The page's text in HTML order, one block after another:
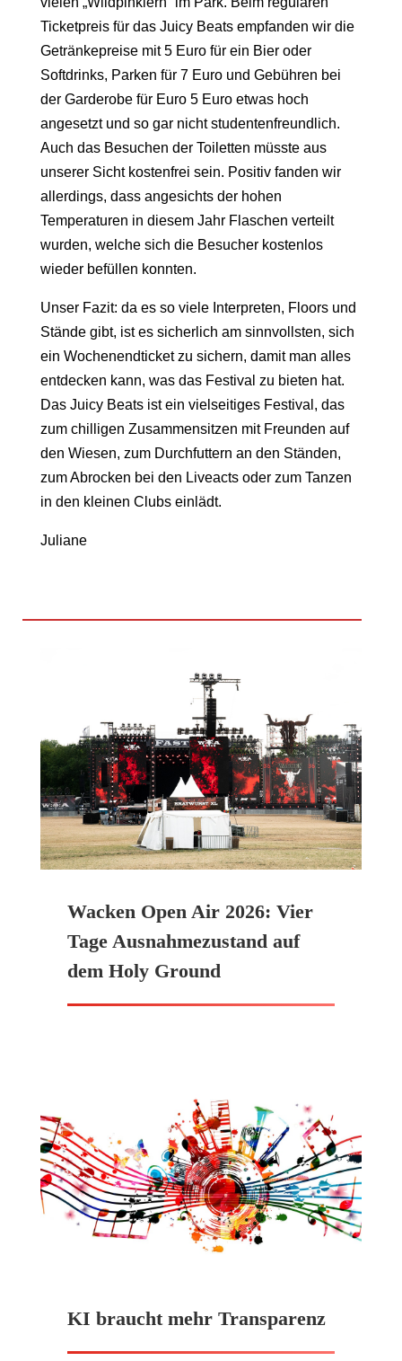
Ticketpreis für dasJuicy Beats empfanden wirdie
Getränkepreise mit 5 Euro für ein Bier oder
Softdrinks, Parken für 7 Euro und Gebühren bei
der Garderobefür Euro 5 Euro etwas hoch
angesetztund so gar nicht studentenfreundlich.
Auch das Besuchen derToiletten müsste aus
unserer Sicht kostenfrei sein. Positiv fanden wir
allerdings, dass angesichts der hohen
Temperaturen in diesem JahrFlaschen verteilt
wurden, welche sich die Besucher kostenlos
wieder befüllen konnten.
Unser Fazit: da es so viele Interpreten, Floors und
Stände gibt, istes sicherlich am sinnvollsten, sich
ein Wochenendticket zu sichern, damit man alles
entdecken kann, was das Festival zu bieten hat.
Das Juicy Beatsist ein vielseitiges Festival , das
zum chilligen Zusammensitzen mit Freunden auf
den Wiesen, zum Durchfuttern an den Ständen,
zumAbrocken bei den Liveacts oder zum Tanzen
in den kleinen Clubs einlädt.
Juliane
Wacken Open Air 2026: Vier
Tage Ausnahmezustand auf
dem Holy Ground
KI braucht mehr Transparenz